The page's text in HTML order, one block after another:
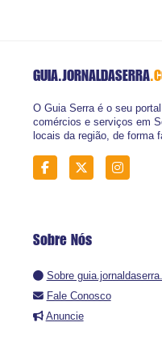
GUIA.JORNALDASERRA
O Guia Serra é o seu
comércios e serviços em
locais da região, de forma
Sobre Nós
Sobre
Fale Conosco
Anuncie